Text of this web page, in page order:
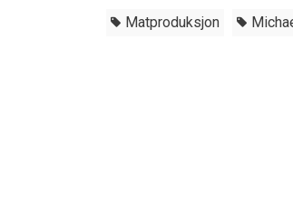
Matproduksjon